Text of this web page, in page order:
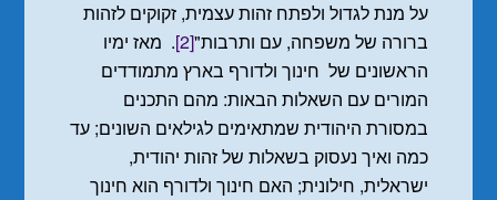
על מנת לגדול ולפתח זהות עצמית, זקוקים לזהות
ברורה של משפחה, עם ותרבות"[2] . מאז ימיו
הראשונים של חינוך ולדורף בארץ מתמודדים
המורים עם השאלות הבאות: מהם התכנים
במסורת היהודית שמתאימים לגילאים השונים; עד
כמה ואיך נעסוק בשאלות של זהות יהודית,
ישראלית, חילונית; האם חינוך ולדורף הוא חינוך